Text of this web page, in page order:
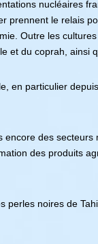
nucléaires
prennent le relais
Outre les
et du coprah, ainsi
en particulier
des secteurs
des produits
perles noires de